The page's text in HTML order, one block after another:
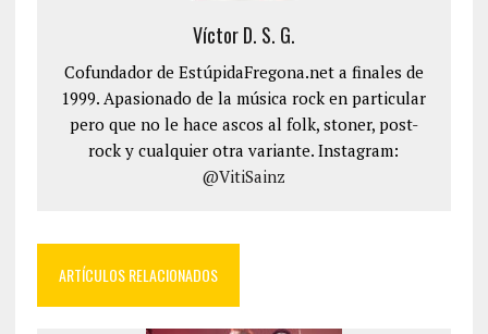
Víctor D. S. G.
Cofundador de EstúpidaFregona.net a finales de
1999. Apasionado de la música rock en particular
pero que no le hace ascos al folk, stoner, post-
rock y cualquier otra variante. Instagram:
@VitiSainz
ARTÍCULOS RELACIONADOS